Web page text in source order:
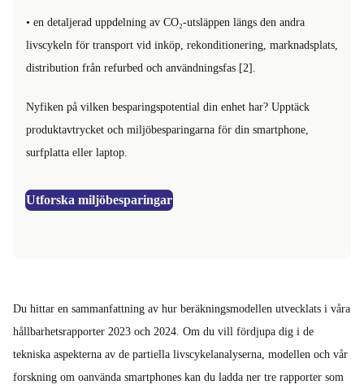
• en detaljerad uppdelning av CO₂-utsläppen längs den andra
livscykeln för transport vid inköp, rekonditionering, marknadsplats,
distribution från refurbed och användningsfas [2].
Nyfiken på vilken besparingspotential din enhet har? Upptäck
produktavtrycket och miljöbesparingarna för din smartphone,
surfplatta eller laptop.
Utforska miljöbesparingar
Du hittar en sammanfattning av hur beräkningsmodellen utvecklats i våra
hållbarhetsrapporter 2023 och 2024. Om du vill fördjupa dig i de
tekniska aspekterna av de partiella livscykelanalyserna, modellen och vår
forskning om oanvända smartphones kan du ladda ner tre rapporter som